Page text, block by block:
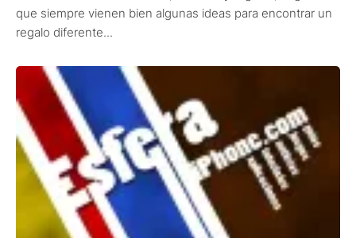
que siempre vienen bien algunas ideas para encontrar un
regalo diferente...